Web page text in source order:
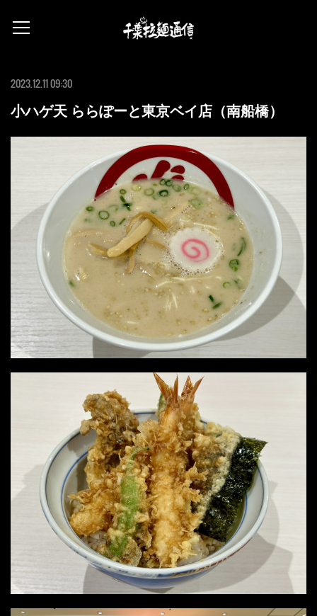
2023.12.11 09:30
小ハゲ天 ららぽーと東京ベイ店（南船橋）